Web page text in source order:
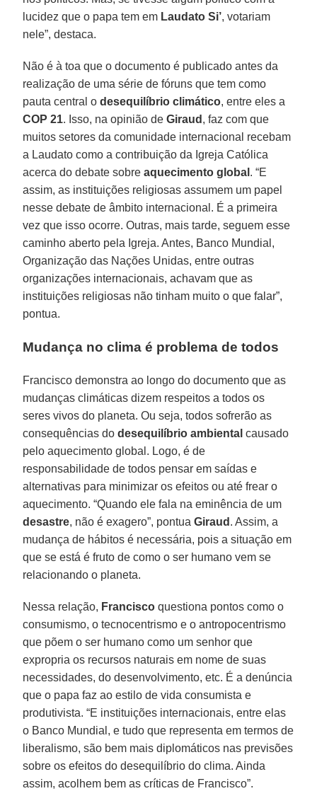
lucidez que o papa tem em Laudato Si’, votariam
nele”, destaca.
Não é à toa que o documento é publicado antes da
realização de uma série de fóruns que tem como
pauta central odesequilíbrio climático, entre eles a
COP 21. Isso, na opinião deGiraud , faz com que
muitos setores da comunidade internacional recebam
a Laudato como a contribuição da Igreja Católica
acerca do debate sobreaquecimento global . “E
assim, as instituições religiosas assumem um papel
nesse debate de âmbito internacional. É a primeira
vez que isso ocorre. Outras, mais tarde, seguem esse
caminho aberto pela Igreja. Antes, Banco Mundial,
Organização das Nações Unidas, entre outras
organizações internacionais, achavam que as
instituições religiosas não tinham muito o que falar”,
pontua.
Mudança no clima é problema de todos
Francisco demonstra ao longo do documento que as
mudanças climáticas dizem respeitos a todos os
seres vivos do planeta. Ou seja, todos sofrerão as
consequências dodesequilíbrio ambiental causado
pelo aquecimento global. Logo, é de
responsabilidade de todos pensar em saídas e
alternativas para minimizar os efeitos ou até frear o
aquecimento. “Quando ele fala na eminência de um
desastre, não é exagero”, pontuaGiraud . Assim, a
mudança de hábitos é necessária, pois a situação em
que se está é fruto de como o ser humano vem se
relacionando o planeta.
Nessa relação, Francisco questiona pontos como o
consumismo, o tecnocentrismo e o antropocentrismo
que põem o ser humano como um senhor que
expropria os recursos naturais em nome de suas
necessidades, do desenvolvimento, etc. É a denúncia
que o papa faz ao estilo de vida consumista e
produtivista. “E instituições internacionais, entre elas
o Banco Mundial, e tudo que representa em termos de
liberalismo, são bem mais diplomáticos nas previsões
sobre os efeitos do desequilíbrio do clima. Ainda
assim, acolhem bem as críticas de Francisco”.